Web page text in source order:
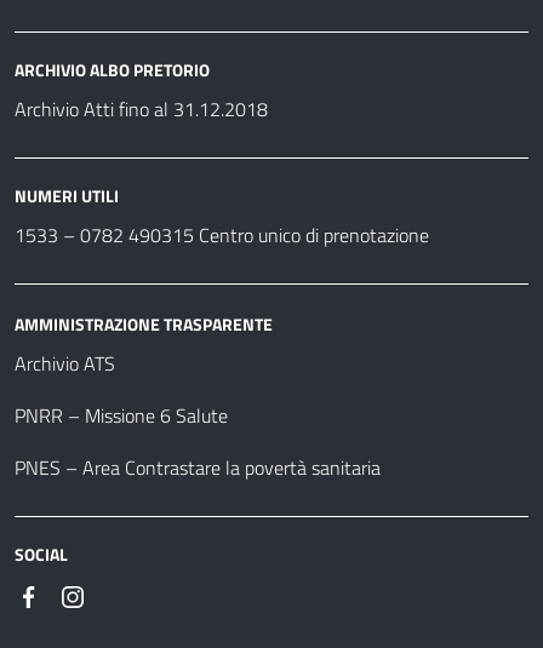
ARCHIVIO ALBO PRETORIO
Archivio Atti fino al 31.12.2018
NUMERI UTILI
1533 – 0782 490315 Centro unico di prenotazione
AMMINISTRAZIONE TRASPARENTE
Archivio ATS
PNRR – Missione 6 Salute
PNES – Area Contrastare la povertà sanitaria
SOCIAL